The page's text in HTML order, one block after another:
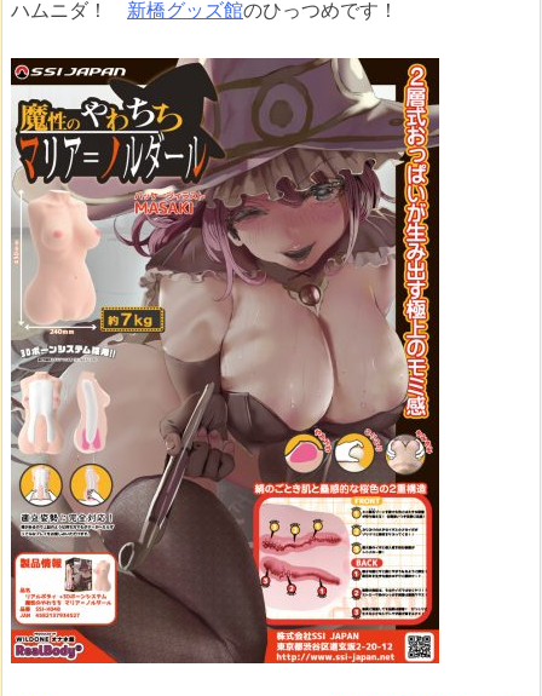
ハムニダ！ 新橋グッズ館のひっつめです！